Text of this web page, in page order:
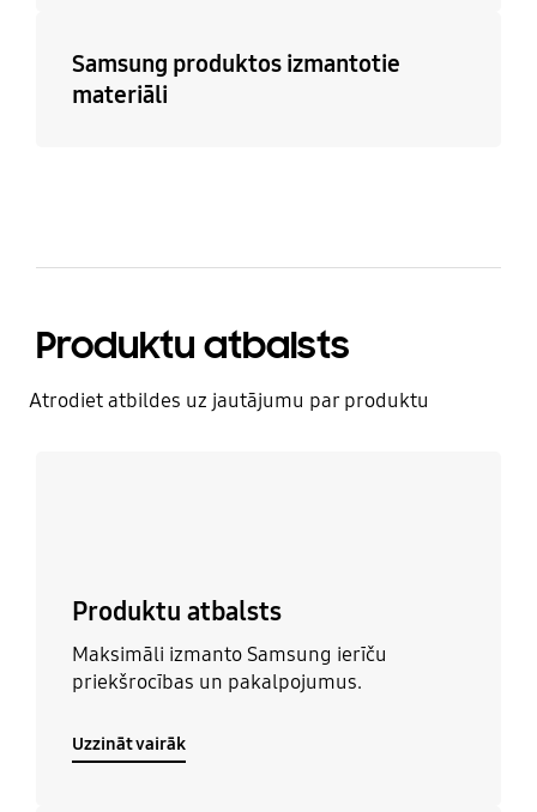
Samsung produktos izmantotie
materiāli
Produktu atbalsts
Atrodiet atbildes uz jautājumu par produktu
Produktu atbalsts
Maksimāli izmanto Samsung ierīču
priekšrocības un pakalpojumus.
Uzzināt vairāk